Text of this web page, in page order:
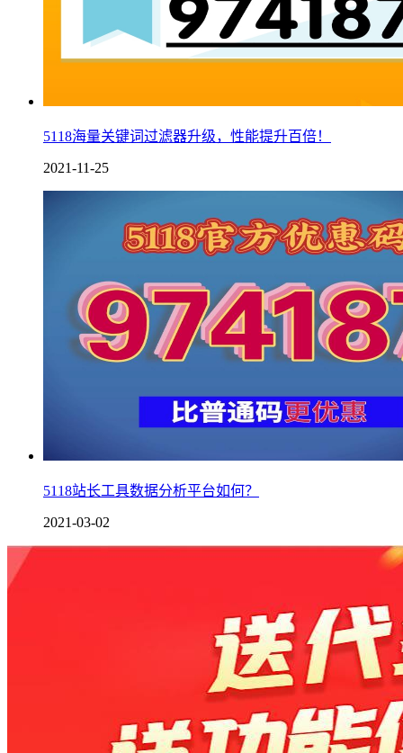
5118海量关键词过滤器升级，性能提升百倍！
2021-11-25
5118站长工具数据分析平台如何？
2021-03-02